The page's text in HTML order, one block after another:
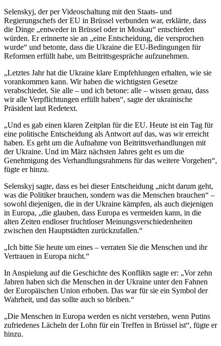
Selenskyj, der per Videoschaltung mit den Staats- und
Regierungschefs der EU in Brüssel verbunden war, erklärte, dass
die Dinge „entweder in Brüssel oder in Moskau“ entschieden
würden. Er erinnerte sie an „eine Entscheidung, die versprochen
wurde“ und betonte, dass die Ukraine die EU-Bedingungen für
Reformen erfüllt habe, um Beitrittsgespräche aufzunehmen.
„Letztes Jahr hat die Ukraine klare Empfehlungen erhalten, wie sie
vorankommen kann. Wir haben die wichtigsten Gesetze
verabschiedet. Sie alle – und ich betone: alle – wissen genau, dass
wir alle Verpflichtungen erfüllt haben“, sagte der ukrainische
Präsident laut Redetext.
„Und es gab einen klaren Zeitplan für die EU. Heute ist ein Tag für
eine politische Entscheidung als Antwort auf das, was wir erreicht
haben. Es geht um die Aufnahme von Beitrittsverhandlungen mit
der Ukraine. Und im März nächsten Jahres geht es um die
Genehmigung des Verhandlungsrahmens für das weitere Vorgehen“,
fügte er hinzu.
Selenskyj sagte, dass es bei dieser Entscheidung „nicht darum geht,
was die Politiker brauchen, sondern was die Menschen brauchen“ –
sowohl diejenigen, die in der Ukraine kämpfen, als auch diejenigen
in Europa, „die glauben, dass Europa es vermeiden kann, in die
alten Zeiten endloser fruchtloser Meinungsverschiedenheiten
zwischen den Hauptstädten zurückzufallen.“
„Ich bitte Sie heute um eines – verraten Sie die Menschen und ihr
Vertrauen in Europa nicht.“
In Anspielung auf die Geschichte des Konflikts sagte er: „Vor zehn
Jahren haben sich die Menschen in der Ukraine unter den Fahnen
der Europäischen Union erhoben. Das war für sie ein Symbol der
Wahrheit, und das sollte auch so bleiben.“
„Die Menschen in Europa werden es nicht verstehen, wenn Putins
zufriedenes Lächeln der Lohn für ein Treffen in Brüssel ist“, fügte er
hinzu.